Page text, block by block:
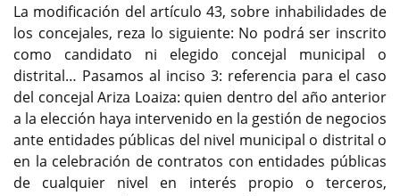
La modificación del artículo 43, sobre inhabilidades de
los concejales, reza lo siguiente: No podrá ser inscrito
como candidato ni elegido concejal municipal o
distrital… Pasamos al inciso 3: referencia para el caso
del concejal Ariza Loaiza: quien dentro del año anterior
a la elección haya intervenido en la gestión de negocios
ante entidades públicas del nivel municipal o distrital o
en la celebración de contratos con entidades públicas
de cualquier nivel en interés propio o terceros,